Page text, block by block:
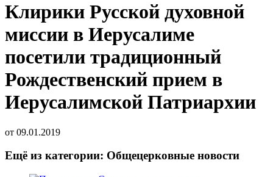
Клирики Русской духовной
миссии в Иерусалиме
посетили традиционный
Рождественский прием в
Иерусалимской Патриархии
от 09.01.2019
Ещё из категории: Общецерковные новости